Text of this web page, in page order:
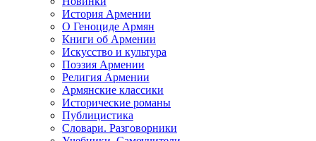
История Армении
О Геноциде Армян
Книги об Армении
Иcкусство и культура
Поэзия Армении
Религия Армении
Армянские классики
Исторические романы
Публицистика
Словари. Разговорники